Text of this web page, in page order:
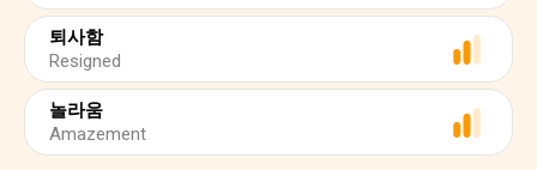
퇴사함
Resigned
놀라움
Amazement